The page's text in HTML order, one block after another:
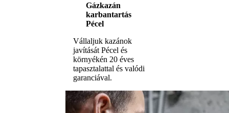
Gázkazán
karbantartás
Pécel
Vállaljuk kazánok
javítását Pécel és
környékén 20 éves
tapasztalattal és valódi
garanciával.